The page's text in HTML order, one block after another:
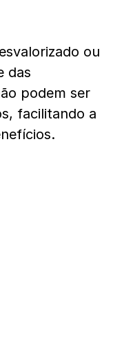
ou
das
podem ser
facilitando a